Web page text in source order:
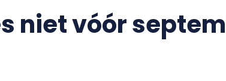
niet vóór